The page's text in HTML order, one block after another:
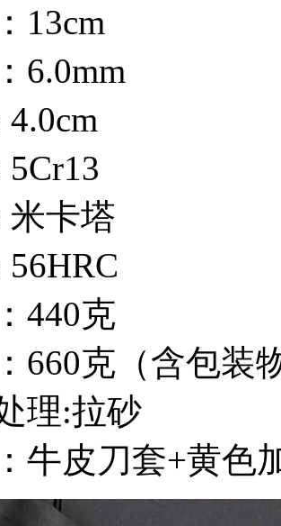
13cm
6.0mm
5Cr13
米卡塔
440克
660克（含包装
理:拉砂
牛皮刀套+黄色